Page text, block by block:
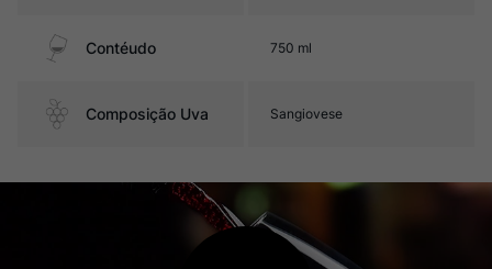
Contéudo 750 ml
Composição Uva Sangiovese